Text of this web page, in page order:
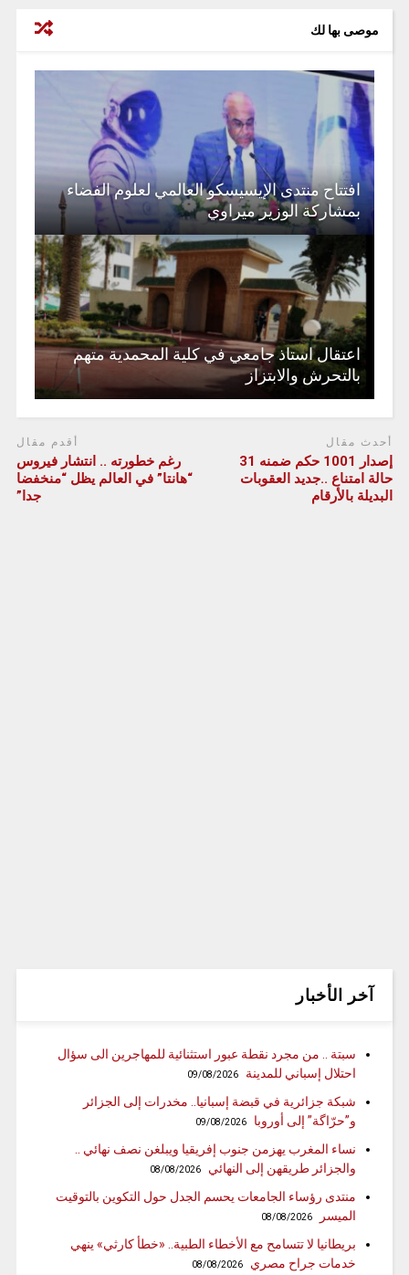
موصى بها لك
افتتاح منتدى الإيسيسكو العالمي لعلوم الفضاء
بمشاركة الوزير ميراوي
اعتقال استاذ جامعي في كلية المحمدية متهم
بالتحرش والابتزاز
أحدث مقال
إصدار 1001 حكم ضمنه 31
حالة امتناع ..جديد العقوبات
البديلة بالأرقام
أقدم مقال
رغم خطورته .. انتشار فيروس
“هانتا” في العالم يظل “منخفضا
جدا”
آخر الأخبار
سبتة .. من مجرد نقطة عبور استثنائية للمهاجرين الى سؤال
احتلال إسباني للمدينة
09/08/2026
شبكة جزائرية في قبضة إسبانيا.. مخدرات إلى الجزائر
و”حرّاگة” إلى أوروبا
09/08/2026
نساء المغرب يهزمن جنوب إفريقيا ويبلغن نصف نهائي ..
والجزائر طريقهن إلى النهائي
08/08/2026
منتدى رؤساء الجامعات يحسم الجدل حول التكوين بالتوقيت
الميسر
08/08/2026
بريطانيا لا تتسامح مع الأخطاء الطبية.. «خطأ كارثي» ينهي
خدمات جراح مصري
08/08/2026